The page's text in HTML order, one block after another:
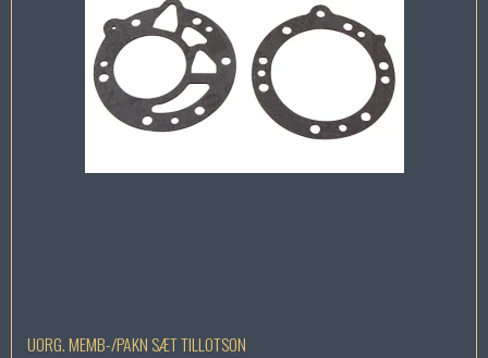
UORG. MEMB-/PAKN SÆT TILLOTSON